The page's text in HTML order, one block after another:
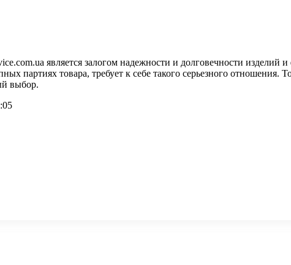
является залогом надежности и долговечности
партиях товара, требует к себе такого серьезного отношения.
выбор.